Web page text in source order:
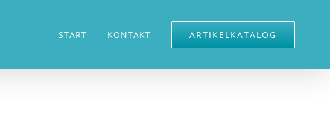
START KONTAKT ARTIKELKATALOG